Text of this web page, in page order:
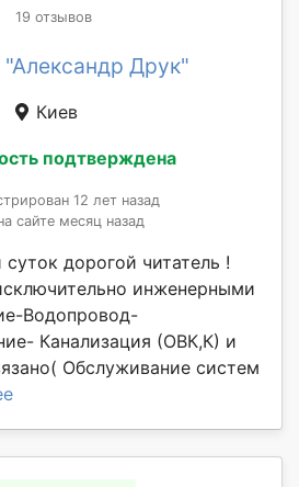
19 отзывов
Друк"
Киев
подтверждена
12 лет назад
сайте месяц назад
дорогой читатель !
инженерными
Водопровод-
Канализация (ОВК,К) и
Обслуживание систем